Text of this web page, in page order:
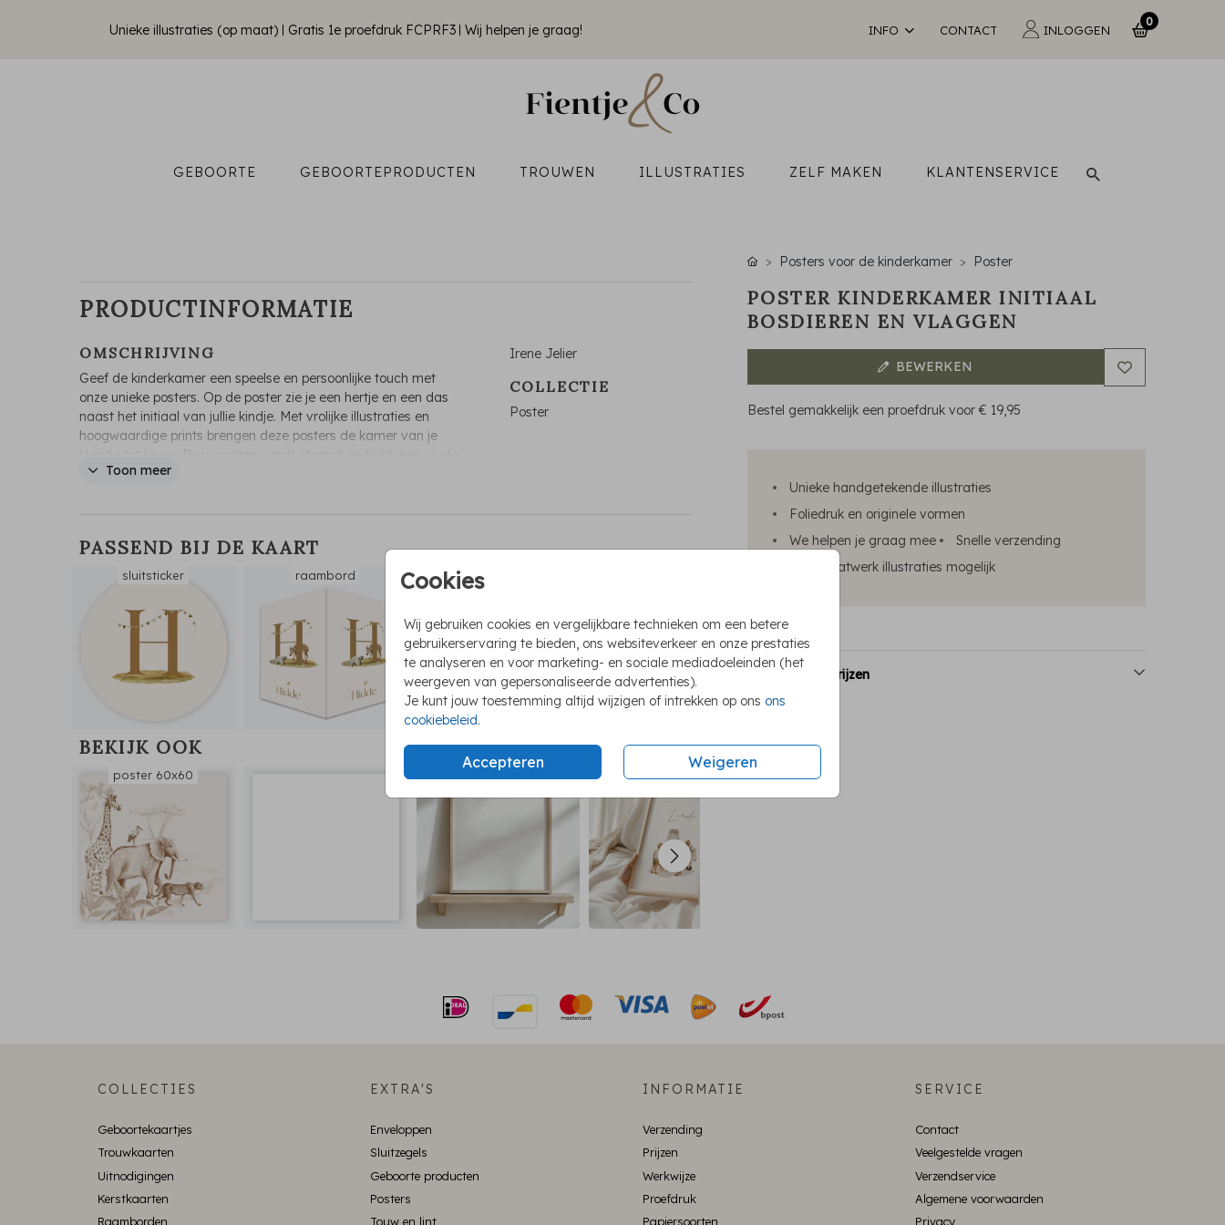
Unieke illustraties (op maat) Gratis 1e proefdruk FCPRF3 Wij helpen je graag! INFO CONTACT INLOGGEN
0
GEBOORTE GEBOORTEPRODUCTEN TROUWEN ILLUSTRATIES ZELF MAKEN KLANTENSERVICE
Cookies
Wij gebruiken cookies en vergelijkbare technieken om een betere
gebruikerservaring te bieden, ons websiteverkeer en onze prestaties
te analyseren en voor marketing- en sociale mediadoeleinden (het
weergeven van gepersonaliseerde advertenties).
Je kunt jouw toestemming altijd wijzigen of intrekken op ons ons
cookiebeleid.
Accepteren Weigeren
PRODUCTINFORMATIE
OMSCHRIJVING
Geef de kinderkamer een speelse en persoonlijke touch met
onze unieke posters. Op de poster zie je een hertje en een das
naast het initiaal van jullie kindje. Met vrolijke illustraties en
hoogwaardige prints brengen deze posters de kamer van je
op te hangen en ideaal als cadeau! Deze kan je combineren
Toon meer
Irene Jelier
COLLECTIE
Poster
PASSEND BIJ DE KAART
sluitsticker raambord geboortekaartje
BEKIJK OOK
poster 60x60 poster 40x40
Posters voor de kinderkamer Poster
POSTER KINDERKAMER INITIAAL
BOSDIEREN EN VLAGGEN
BEWERKEN
Bestel gemakkelijk een proefdruk voor€ 19,95
Unieke handgetekende illustraties
Foliedruk en originele vormen
We helpen je graag mee
Snelle verzending
Ook maatwerk illustraties mogelijk
Formaten en prijzen
COLLECTIES
Geboortekaartjes
Trouwkaarten
Uitnodigingen
Kerstkaarten
Raamborden
EXTRA'S
Enveloppen
Sluitzegels
Geboorte producten
Posters
Touw en lint
INFORMATIE
Verzending
Prijzen
Werkwijze
Proefdruk
Papiersoorten
SERVICE
Contact
Veelgestelde vragen
Verzendservice
Algemene voorwaarden
Privacy